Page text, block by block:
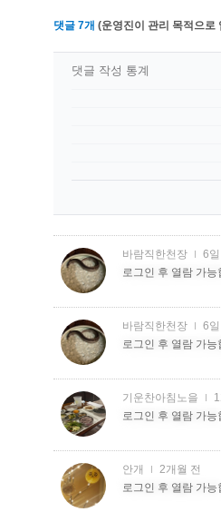
댓글 7개 (운영진이 관리 목적으로
댓글 작성 통계